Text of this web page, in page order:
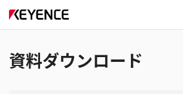
資料ダウンロード